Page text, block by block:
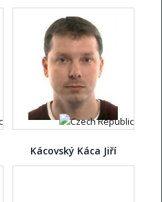
Kácovský Káca Jiří